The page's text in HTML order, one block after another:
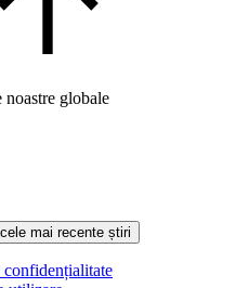
globale
mai recente știri
confidențialitate